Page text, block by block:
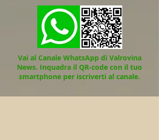
Vai al Canale WhatsApp di Valrovina
News. Inquadra il QR-code con il tuo
smartphone per iscriverti al canale.